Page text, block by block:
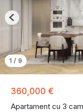
360,000 €
Apartament cu 3
1 / 9
Previous